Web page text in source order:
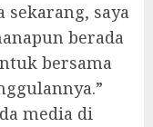
sekarang, saya
berada
bersama
media di